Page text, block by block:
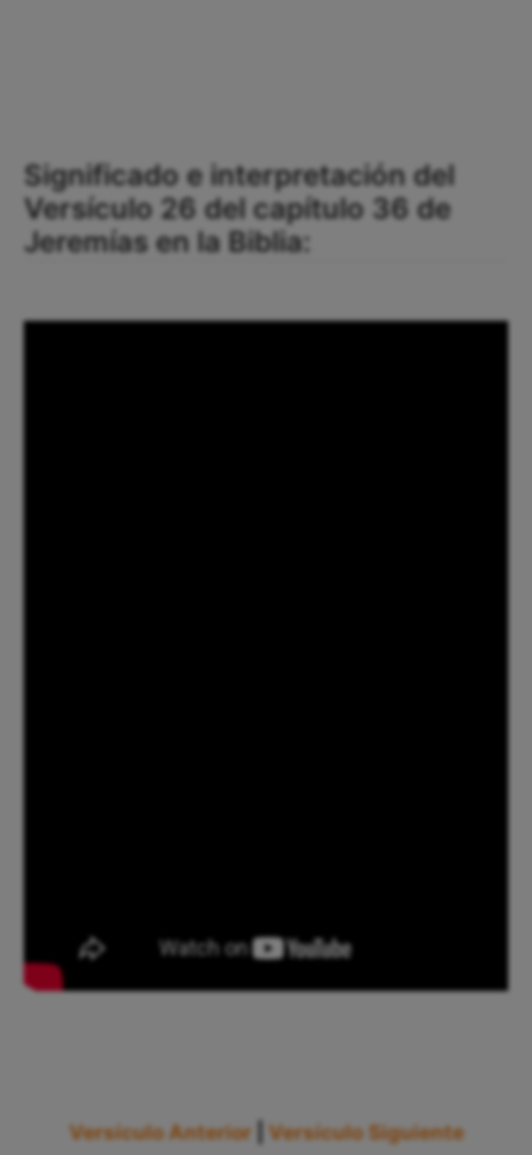
Significado e interpretación del
Versículo 26 del capítulo 36 de
Jeremías en la Biblia:
Versículo Anterior Versículo Siguiente